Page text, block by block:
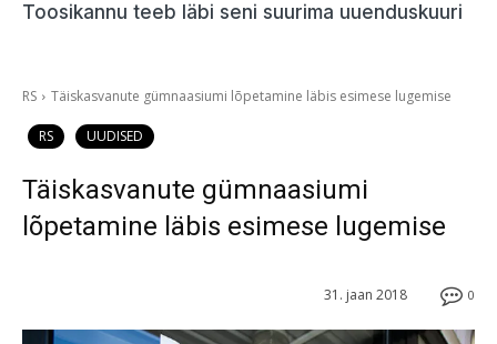
Toosikannu teeb läbi seni suurima uuenduskuuri